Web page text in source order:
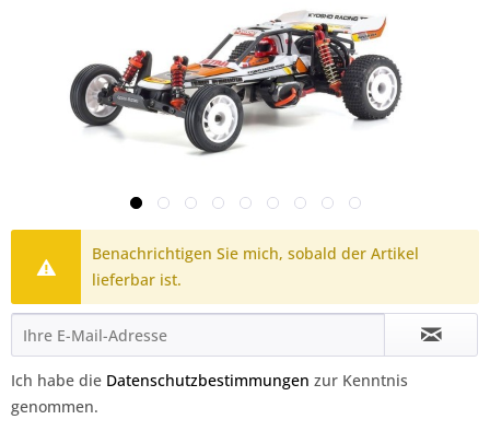
Benachrichtigen Sie mich, sobald der Artikel
lieferbar ist.
Ich habe die Datenschutzbestimmungen zur Kenntnis
genommen.